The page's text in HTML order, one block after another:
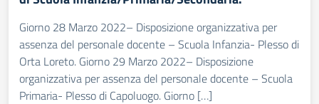
Giorno 28 Marzo 2022– Disposizione organizzativa per
assenza del personale docente – Scuola Infanzia- Plesso di
Orta Loreto. Giorno 29 Marzo 2022– Disposizione
organizzativa per assenza del personale docente – Scuola
Primaria- Plesso di Capoluogo. Giorno […]